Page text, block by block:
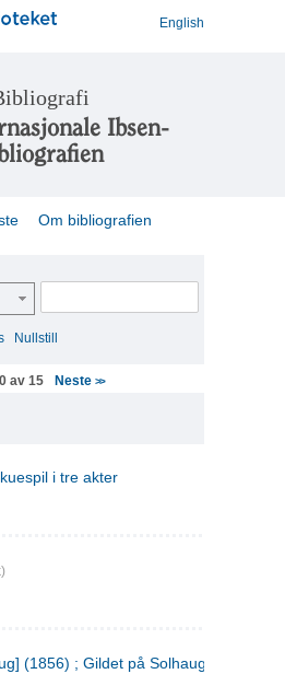
English
Ibsen-
Om bibliografien
Nullstill
av 15 Neste>>
i tre akter
(1856) ; Gildet på Solhaug (1883) ;